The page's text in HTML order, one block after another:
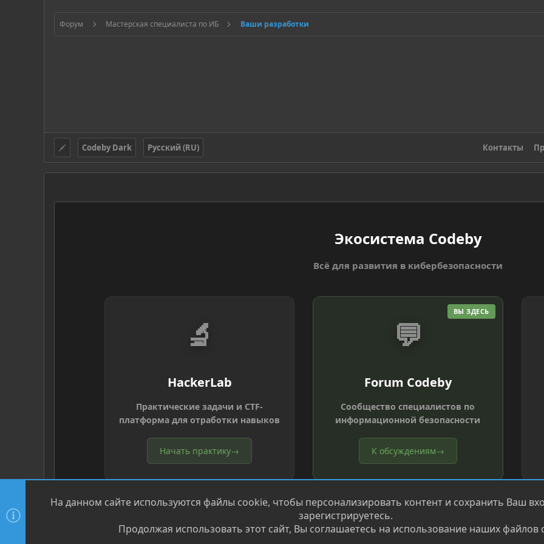
Форум Мастерская специалиста по ИБ Ваши разработки
Codeby Dark Русский (RU) Контакты
Экосистема Codeby
Всё для развития в кибербезопасности
🔬
HackerLab
Практические задачи и CTF-
платформа для отработки навыков
Начать практику→
ВЫ ЗДЕСЬ
💬
Forum Codeby
Сообщество специалистов по
информационной безопасности
К обсуждениям→
Community platform by XenForo ® © 2010-2026 XenForo Ltd. Перевод от Jumuro®
На данном сайте используются файлы cookie, чтобы персонализировать контент и сохранить Ваш
зарегистрируетесь.
Продолжая использовать этот сайт, Вы соглашаетесь на использование наших файлов